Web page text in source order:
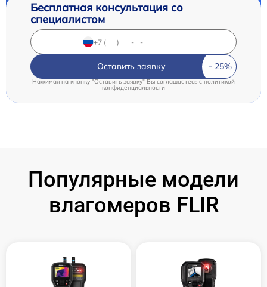
Бесплатная консультация со
специалистом
Оставить заявку
Нажимая на кнопку "Оставить заявку" Вы соглашаетесь c политикой
конфиденциальности
Популярные модели
влагомеров FLIR